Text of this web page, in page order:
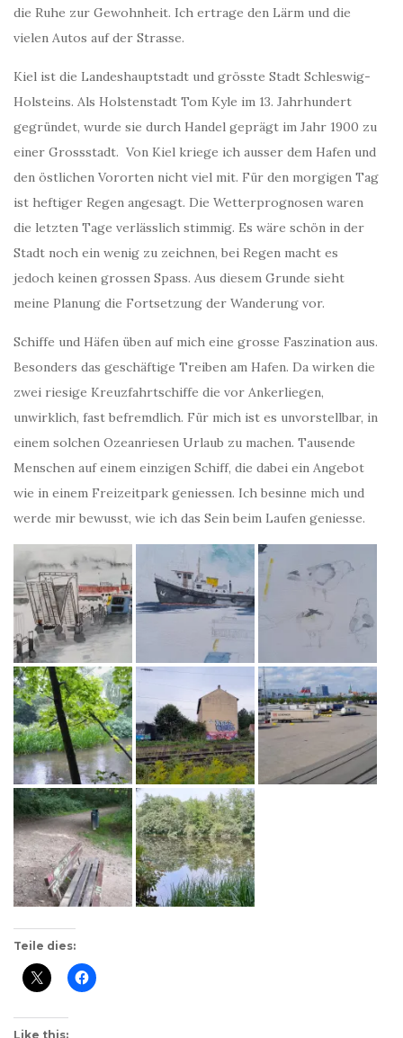
die Ruhe zur Gewohnheit. Ich ertrage den Lärm und die
vielen Autos auf der Strasse.
Kiel ist die Landeshauptstadt und grösste Stadt Schleswig-
Holsteins. Als Holstenstadt Tom Kyle im 13. Jahrhundert
gegründet, wurde sie durch Handel geprägt im Jahr 1900 zu
einer Grossstadt. Von Kiel kriege ich ausser dem Hafen und
den östlichen Vororten nicht viel mit. Für den morgigen Tag
ist heftiger Regen angesagt. Die Wetterprognosen waren
die letzten Tage verlässlich stimmig. Es wäre schön in der
Stadt noch ein wenig zu zeichnen, bei Regen macht es
jedoch keinen grossen Spass. Aus diesem Grunde sieht
meine Planung die Fortsetzung der Wanderung vor.
Schiffe und Häfen üben auf mich eine grosse Faszination aus.
Besonders das geschäftige Treiben am Hafen. Da wirken die
zwei riesige Kreuzfahrtschiffe die vor Ankerliegen,
unwirklich, fast befremdlich. Für mich ist es unvorstellbar, in
einem solchen Ozeanriesen Urlaub zu machen. Tausende
Menschen auf einem einzigen Schiff, die dabei ein Angebot
wie in einem Freizeitpark geniessen. Ich besinne mich und
werde mir bewusst, wie ich das Sein beim Laufen geniesse.
Teile dies:
Like this: